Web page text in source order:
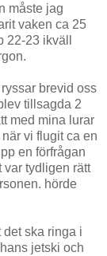
måste jag
vaken ca 25
23 ikväll
brevid oss
tillsagda 2
med mina lurar
vi flugit ca en
en förfrågan
tydligen rätt
hörde
det ska ringa i
jetski och